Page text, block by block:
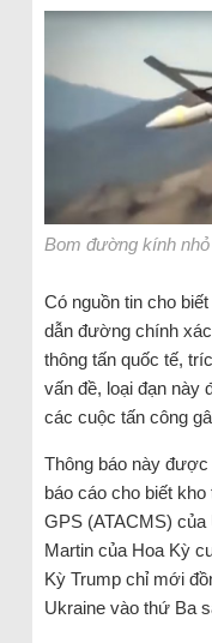
Bom đường kính
Có nguồn tin cho
dẫn đường chính
thông tấn quốc tế,
vấn đề, loại đạn này
các cuộc tấn công
Thông báo này
báo cáo cho biết
GPS (ATACMS) của
Martin của Hoa Kỳ
Kỳ Trump chỉ mới
Ukraine vào thứ Ba